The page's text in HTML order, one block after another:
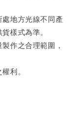
地方光線不同產
樣式為準。
作之合理範圍，
利。